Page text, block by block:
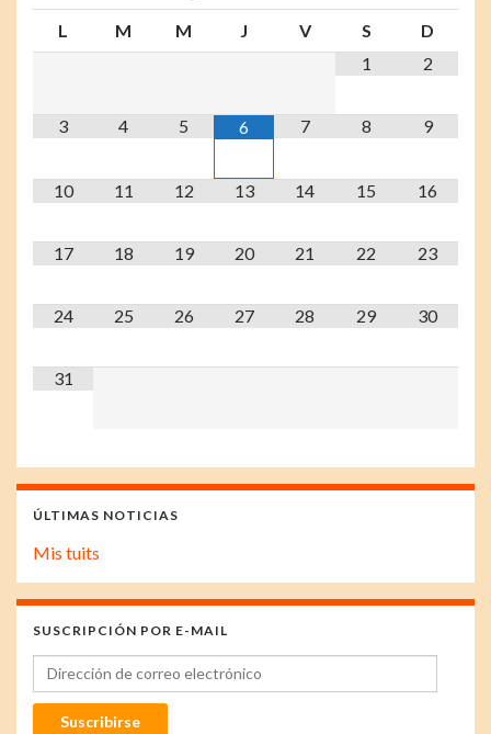
L M M J V S
D
1
2
3 4 5 6 7 8 9
10 11 12 13 14 15 16
17 18 19 20 21 22 23
24 25 26 27 28 29 30
31
ÚLTIMAS NOTICIAS
Mis tuits
SUSCRIPCIÓN POR E-MAIL
Dirección de correo electrónico
Suscribirse